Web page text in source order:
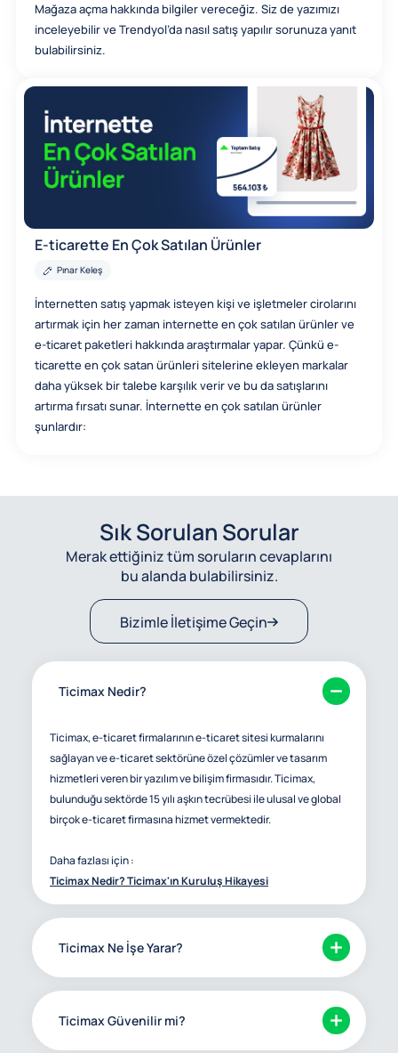
Mağaza açma hakkında bilgiler vereceğiz. Siz de yazımızı
inceleyebilir ve Trendyol’da nasıl satış yapılır sorunuza yanıt
bulabilirsiniz.
E-ticarette En Çok Satılan Ürünler
Pınar Keleş
İnternetten satış yapmak isteyen kişi ve işletmeler cirolarını
artırmak için her zaman internette en çok satılan ürünler ve
e-ticaret paketleri hakkında araştırmalar yapar. Çünkü e-
ticarette en çok satan ürünleri sitelerine ekleyen markalar
daha yüksek bir talebe karşılık verir ve bu da satışlarını
artırma fırsatı sunar. İnternette en çok satılan ürünler
şunlardır:
Sık Sorulan Sorular
Merak ettiğiniz tüm soruların cevaplarını
bu alanda bulabilirsiniz.
Bizimle İletişime Geçin
Ticimax Nedir?
Ticimax, e-ticaret firmalarının e-ticaret sitesi kurmalarını
sağlayan ve e-ticaret sektörüne özel çözümler ve tasarım
hizmetleri veren bir yazılım ve bilişim firmasıdır. Ticimax,
bulunduğu sektörde 15 yılı aşkın tecrübesi ile ulusal ve global
birçok e-ticaret firmasına hizmet vermektedir.
Daha fazlası için :
Ticimax Nedir? Ticimax'ın Kuruluş Hikayesi
Ticimax Ne İşe Yarar?
Ticimax Güvenilir mi?